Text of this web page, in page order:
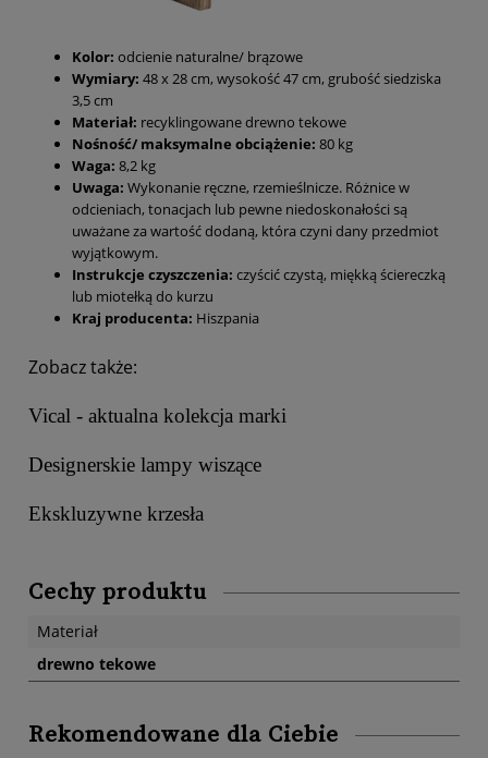
Kolor: odcienie naturalne/ brązowe
Wymiary: 48 x 28 cm, wysokość 47 cm, grubość siedziska
3,5 cm
Materiał: recyklingowane drewno tekowe
Nośność/ maksymalne obciążenie: 80 kg
Waga: 8,2 kg
Uwaga: Wykonanie ręczne, rzemieślnicze. Różnice w
odcieniach, tonacjach lub pewne niedoskonałości są
uważane za wartość dodaną, która czyni dany przedmiot
wyjątkowym.
Instrukcje czyszczenia: czyścić czystą, miękką ściereczką
lub miotełką do kurzu
Kraj producenta: Hiszpania
Zobacz także:
Vical - aktualna kolekcja marki
Designerskie lampy wiszące
Ekskluzywne krzesła
Cechy produktu
Materiał
drewno tekowe
Rekomendowane dla Ciebie